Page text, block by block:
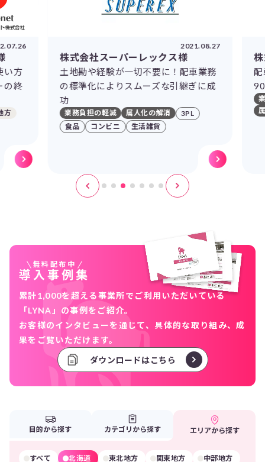
2021.08.27
株式会社スーパーレックス様
土地勘や経験が一切不要に！配車業務
の標準化によりスムーズな引継ぎに成
業務負担の軽減 属人化の解消
3PL
コンビニ 生活雑貨
株式会社
配車業務に
90％の削
業務負担の
属人化の解消
無料配布中
導入事例集
累計1,000を超える事業所でご利用いただいている
「LYNA」の事例をご紹介。
お客様のインタビューを通じて、具体的な取り組み、成
果をご覧いただけます。
ダウンロードはこちら
目的から探す カテゴリから探す エリアから探す
すべて 北海道 東北地方 関東地方
中部地方